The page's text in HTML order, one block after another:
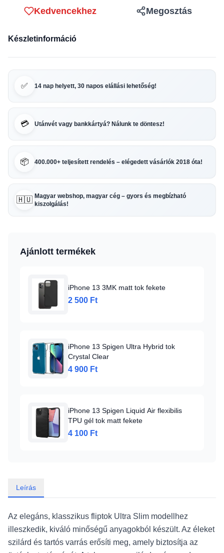
Kedvencekhez Megosztás
Készletinformáció
✅ 14 nap helyett, 30 napos elállási lehetőség!
💳 Utánvét vagy bankkártyá? Nálunk te döntesz!
📦 400.000+ teljesített rendelés – elégedett vásárlók 2018 óta!
🇭🇺 Magyar webshop, magyar cég – gyors és megbízható
kiszolgálás!
Ajánlott termékek
iPhone 13 3MK matt tok fekete
2 500 Ft
iPhone 13 Spigen Ultra Hybrid tok
Crystal Clear
4 900 Ft
iPhone 13 Spigen Liquid Air flexibilis
TPU gél tok matt fekete
4 100 Ft
Leírás
Az elegáns, klasszikus fliptok Ultra Slim modellhez
illeszkedik, kiváló minőségű anyagokból készült. Az éleket
szilárd és tartós varrás erősíti meg, amely biztosítja az